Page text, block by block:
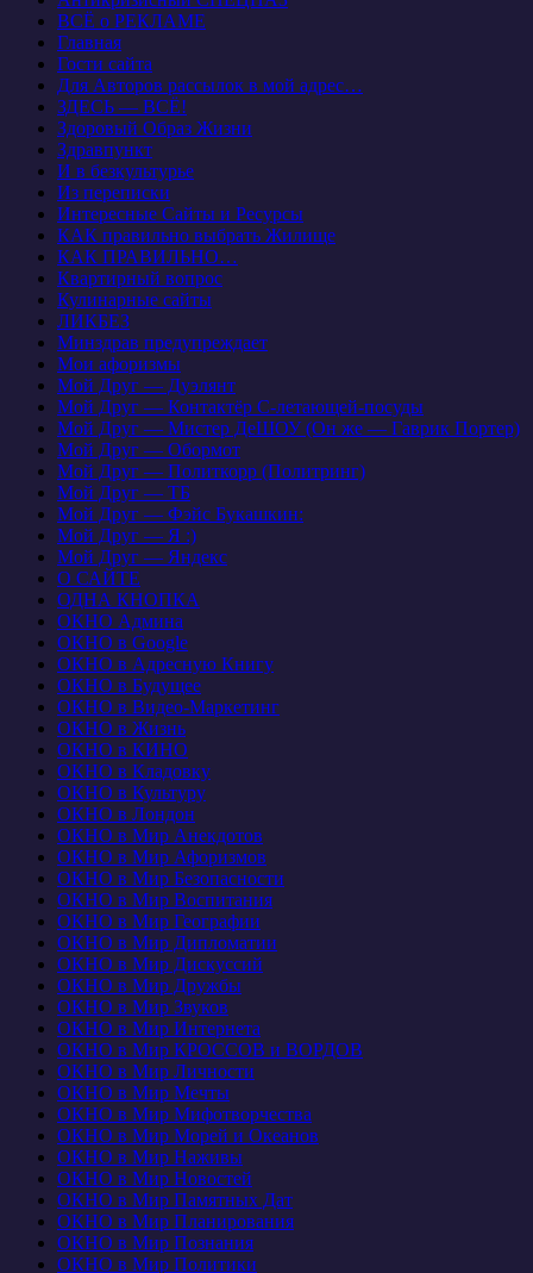
ВСЁ о РЕКЛАМЕ
Главная
Гости сайта
Для Авторов рассылок в мой адрес…
ЗДЕСЬ — ВСЁ!
Здоровый Образ Жизни
Здравпункт
И в безкультурье
Из переписки
Интересные Сайты и Ресурсы
КАК правильно выбрать Жилище
КАК ПРАВИЛЬНО…
Квартирный вопрос
Кулинарные сайты
ЛИКБЕЗ
Минздрав предупреждает
Мои афоризмы
Мой Друг — Дуэлянт
Мой Друг — Контактёр С-летающей-посуды
Мой Друг — Мистер ДеШОУ (Он же — Гаврик Портер)
Мой Друг — Обормот
Мой Друг — Политкорр (Политринг)
Мой Друг — ТБ
Мой Друг — Фэйс Букашкин:
Мой Друг — Я :)
Мой Друг — Яндекс
О САЙТЕ
ОДНА КНОПКА
ОКНО Админа
ОКНО в Google
ОКНО в Адресную Книгу
ОКНО в Будущее
ОКНО в Видео-Маркетинг
ОКНО в Жизнь
ОКНО в КИНО
ОКНО в Кладовку
ОКНО в Культуру
ОКНО в Лондон
ОКНО в Мир Анекдотов
ОКНО в Мир Афоризмов
ОКНО в Мир Безопасности
ОКНО в Мир Воспитания
ОКНО в Мир Географии
ОКНО в Мир Дипломатии
ОКНО в Мир Дискуссий
ОКНО в Мир Дружбы
ОКНО в Мир Звуков
ОКНО в Мир Интернета
ОКНО в Мир КРОССОВ и ВОРДОВ
ОКНО в Мир Личности
ОКНО в Мир Мечты
ОКНО в Мир Мифотворчества
ОКНО в Мир Морей и Океанов
ОКНО в Мир Наживы
ОКНО в Мир Новостей
ОКНО в Мир Памятных Дат
ОКНО в Мир Планирования
ОКНО в Мир Познания
ОКНО в Мир Политики